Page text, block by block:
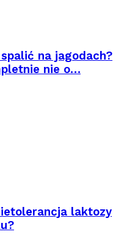
na jagodach?
nie o…
laktozy